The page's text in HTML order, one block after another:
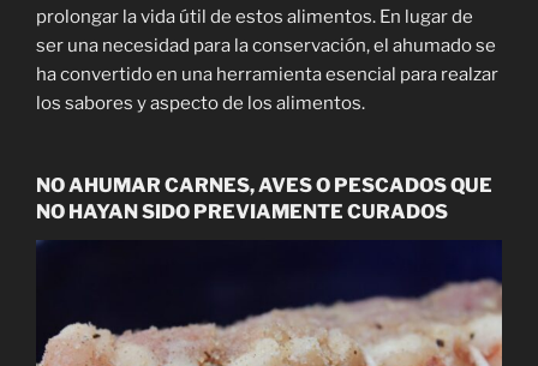
prolongar la vida útil de estos alimentos. En lugar de
ser una necesidad para la conservación, el ahumado se
ha convertido en una herramienta esencial para realzar
los sabores y aspecto de los alimentos.
NO AHUMAR CARNES, AVES O PESCADOS QUE
NO HAYAN SIDO PREVIAMENTE CURADOS